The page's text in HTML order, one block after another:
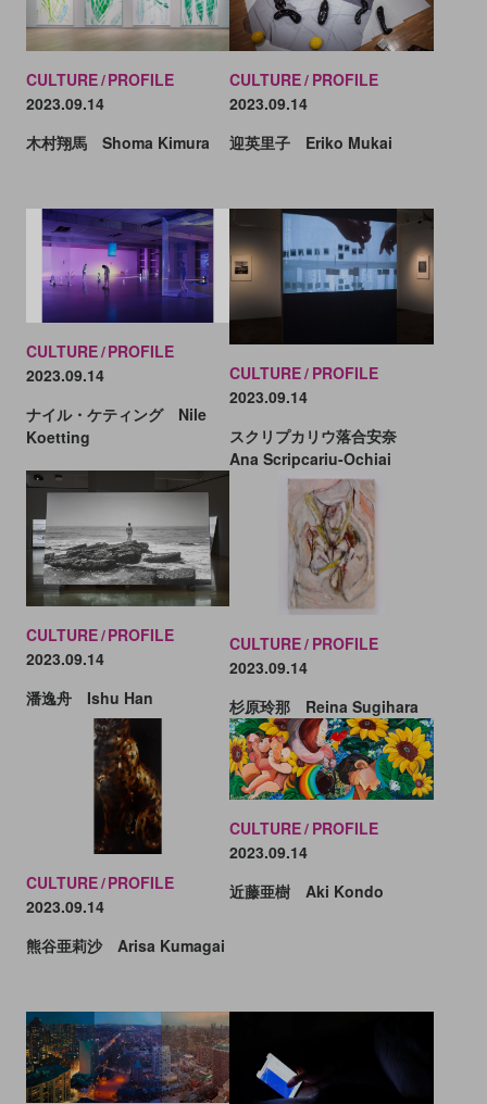
CULTURE PROFILE
2023.09.14
木村翔馬 Shoma Kimura
CULTURE PROFILE
2023.09.14
迎英里子 Eriko Mukai
CULTURE PROFILE
2023.09.14
ナイル・ケティング Nile
Koetting
CULTURE PROFILE
2023.09.14
スクリプカリウ落合安奈
Ana Scripcariu-Ochiai
CULTURE PROFILE
2023.09.14
潘逸舟 Ishu Han
CULTURE PROFILE
2023.09.14
杉原玲那 Reina Sugihara
CULTURE PROFILE
2023.09.14
熊谷亜莉沙 Arisa Kumagai
CULTURE PROFILE
2023.09.14
近藤亜樹 Aki Kondo